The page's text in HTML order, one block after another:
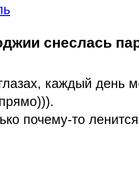
снеслась
каждый день
почему-то